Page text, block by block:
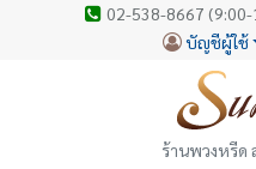
02-538-8667 (9:00-
บัญชีผู้ใช้
ร้านพวงหรีด